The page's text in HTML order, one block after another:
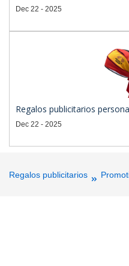
Dec 22 - 2025
Regalos publicitarios
Dec 22 - 2025
Regalos publicitarios